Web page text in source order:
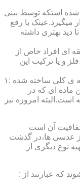
استکه توسط بینی
با رفع
دید بهتری داشته
ای افراد خاص از
و یا ترکیب این
عدسی یا لنز :جنس عدسی عینکها از دو دسته ی کلی ساخته شده :۱
ماده ای که در
امروزه نیز
آن است
عدسی ها،در گذشت
نوع دیگری از
که عبارتند از :